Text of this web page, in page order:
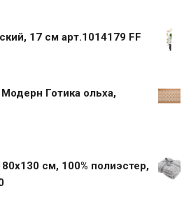
17 см арт.1014179 FF
Готика ольха,
см, 100% полиэстер,